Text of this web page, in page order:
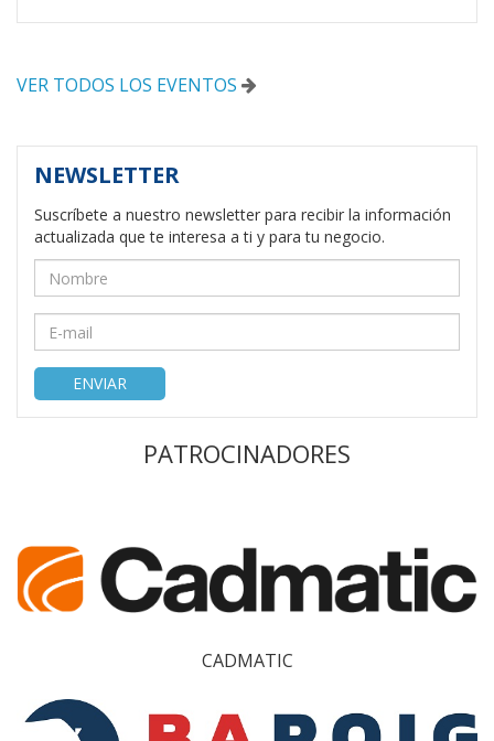
VER TODOS LOS EVENTOS
NEWSLETTER
Suscríbete a nuestro newsletter para recibir la información
actualizada que te interesa a ti y para tu negocio.
ENVIAR
PATROCINADORES
CADMATIC